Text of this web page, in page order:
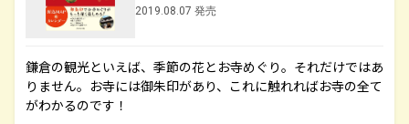
2019.08.07 発売
鎌倉の観光といえば、季節の花とお寺めぐり。それだけではあ
りません。お寺には御朱印があり、これに触れればお寺の全て
がわかるのです！